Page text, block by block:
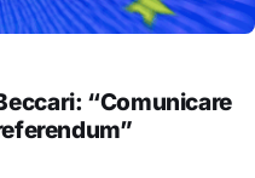
“Comunicare